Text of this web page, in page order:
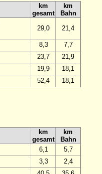
km
gesamt
km
Bahn
29,0 21,4
8,3
7,7
23,7
21,9
19,9
18,1
52,4 18,1
km
gesamt
km
Bahn
6,1
5,7
3,3
2,4